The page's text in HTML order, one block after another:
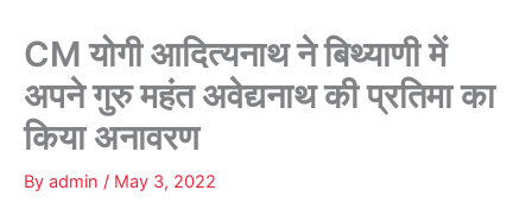
CM योगी आदित्यनाथ ने बिथ्याणी में
अपने गुरु महंत अवेद्यनाथ की प्रतिमा का
किया अनावरण
By admin / May 3, 2022